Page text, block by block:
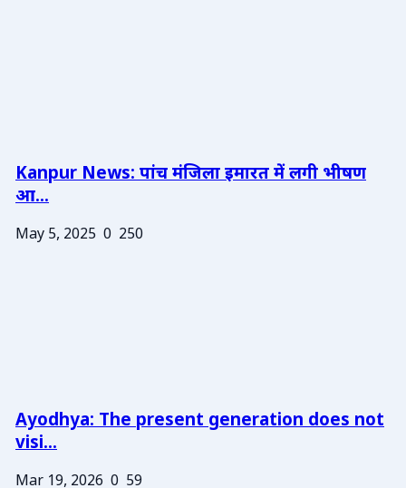
Kanpur News: पांच मंजिला इमारत में लगी भीषण
आ...
May 5, 2025 0 250
Ayodhya: The present generation does not
visi...
Mar 19, 2026 0 59